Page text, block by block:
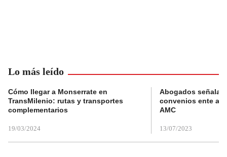
Lo más leído
Cómo llegar a Monserrate en
TransMilenio: rutas y transportes
complementarios
19/03/2024
Abogados
convenios ente
AMC
13/07/2023